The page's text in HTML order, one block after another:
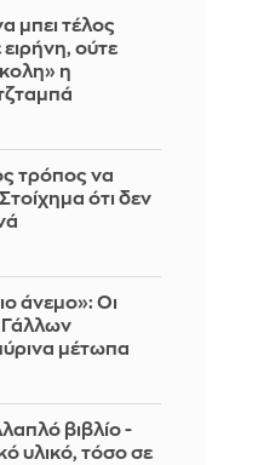
μπει τέλος
ούτε
η
τρόπος να
ότι δεν
άνεμο»: Οι
Γάλλων
μέτωπα
βιβλίο -
υλικό, τόσο σε